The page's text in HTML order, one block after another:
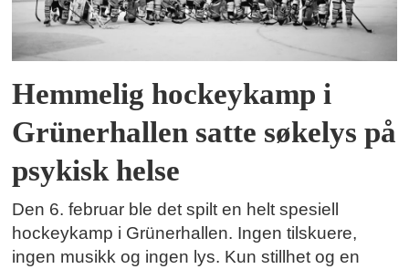
Hemmelig hockeykamp i
Grünerhallen satte søkelys på
psykisk helse
Den 6. februar ble det spilt en helt spesiell
hockeykamp i Grünerhallen. Ingen tilskuere,
ingen musikk og ingen lys. Kun stillhet og en